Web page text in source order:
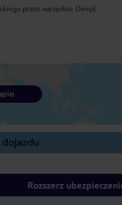
przez narzędzie DeepL
Rozszerz